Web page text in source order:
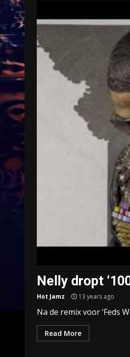
Nelly dropt
Hot Jamz 13 years ago
Na de remix voor ‘Feds
Read More
9